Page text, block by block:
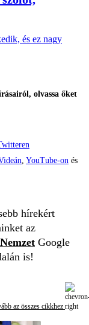
és ez nagy
olvassa őket
, YouTube-on és
hírekért
az
Google
is!
az összes cikkhez